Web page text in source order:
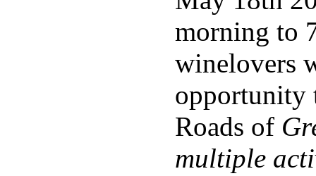
morning to
winelovers
opportunity
Roads of
multiple